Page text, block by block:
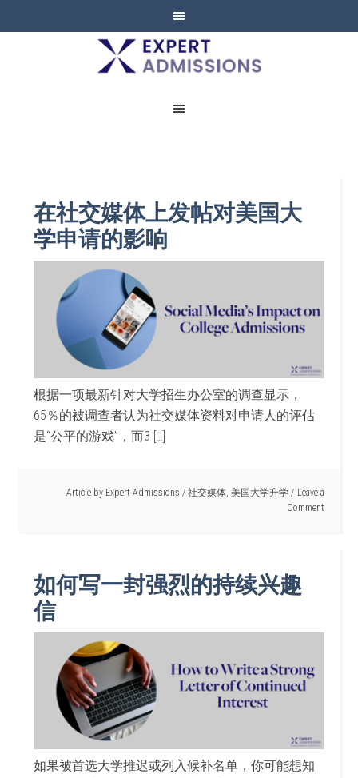
EXPERT
ADMISSIONS
在社交媒体上发帖对美国大
学申请的影响
根据一项最新针对大学招生办公室的调查显示，
65％的被调查者认为社交媒体资料对申请人的评估
是“公平的游戏”，而3 […]
Article by Expert Admissions / 社交媒体, 美国大学升学
Leave a
Comment
如何写一封强烈的持续兴趣
信
如果被首选大学推迟或列入候补名单，你可能想知